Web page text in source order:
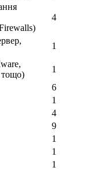
4
1
1
6
1
4
9
1
1
1